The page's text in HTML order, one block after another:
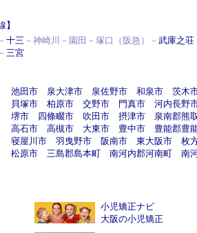
】
－ 十三 － 神崎川 － 園田 － 塚口（阪急） － 武庫之荘
－ 三宮
池田市 泉大津市 泉佐野市 和泉市
茨木
貝塚市
柏原市 交野市 門真市
河内長野
堺市
四條畷市 吹田市 摂津市
泉南郡熊
高石市
高槻市 大東市 豊中市
豊能郡豊
寝屋川市
羽曳野市 阪南市 東大阪市
枚
松原市
三島郡島本町 南河内郡河南町 南
小児矯正ナビ
大阪の小児矯正